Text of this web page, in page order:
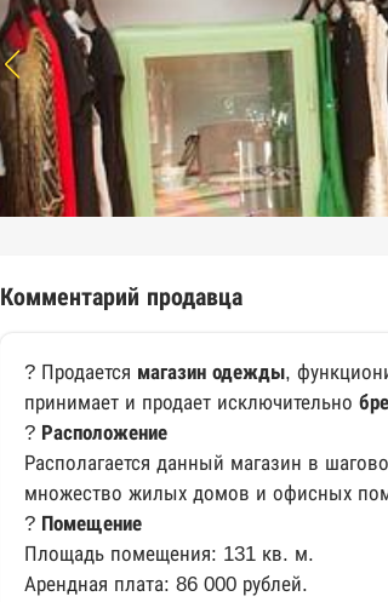
Комментарий продавца
? Продается магазин одежды,
принимает и продает исключительно
? Расположение
Располагается данный магазин в
множество жилых домов и офисных
? Помещение
Площадь помещения: 131 кв. м.
Арендная плата: 86 000 рублей.